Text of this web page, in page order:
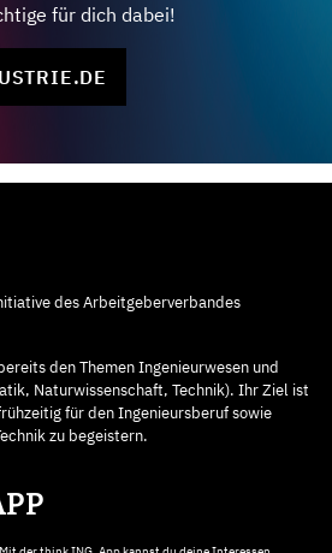
für dich dabei!
des Arbeitgeberverbandes
den Themen Ingenieurwesen und
Naturwissenschaft, Technik). Ihr Ziel ist
für den Ingenieursberuf sowie
zu begeistern.